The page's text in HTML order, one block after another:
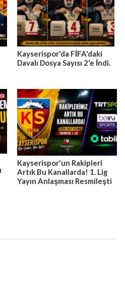
Kayserispor'da FİFA'daki
Davalı Dosya Sayısı 2'e İndi.
Kayserispor'un Rakipleri
Artık Bu Kanallarda! 1. Lig
Yayın Anlaşması Resmileşti